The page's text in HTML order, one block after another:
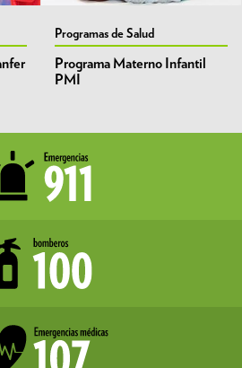
Programas de Salud
Programa Materno Infantil
PMI